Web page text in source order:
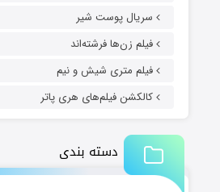
سریال پوست شیر
فیلم زن‌ها فرشته‌اند
فیلم متری شیش و نیم
کالکشن فیلم‌های هری پاتر
دسته بندی